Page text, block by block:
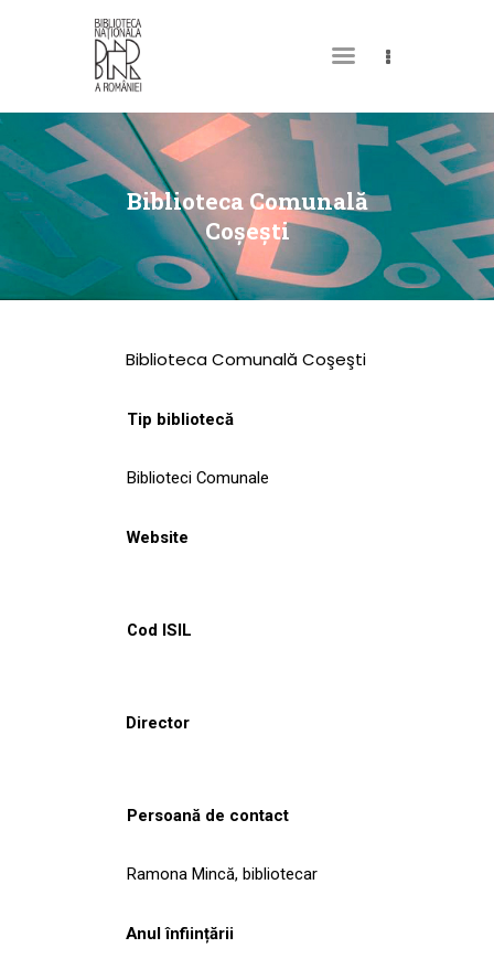
Biblioteca Comunală
Coşeşti
DESPRE NOI
PERMISUL MEU DE
BIBLIOTECĂ
CATALOAGE ȘI
COLECȚII
CULTURALE
NOUTĂȚI
Biblioteca Comunală Coşeşti
Tip bibliotecă
Biblioteci Comunale
Website
Cod ISIL
Director
Persoană de contact
Ramona Mincă, bibliotecar
Anul înființării